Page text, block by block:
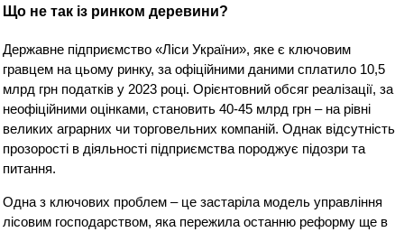
Що не так із ринком деревини?
Державне підприємство «Ліси України», яке є ключовим
гравцем на цьому ринку, за офіційними даними сплатило 10,5
млрд грн податків у 2023 році. Орієнтовний обсяг реалізації, за
неофіційними оцінками, становить 40-45 млрд грн – на рівні
великих аграрних чи торговельних компаній. Однак відсутність
прозорості в діяльності підприємства породжує підозри та
питання.
Одна з ключових проблем – це застаріла модель управління
лісовим господарством, яка пережила останню реформу ще в